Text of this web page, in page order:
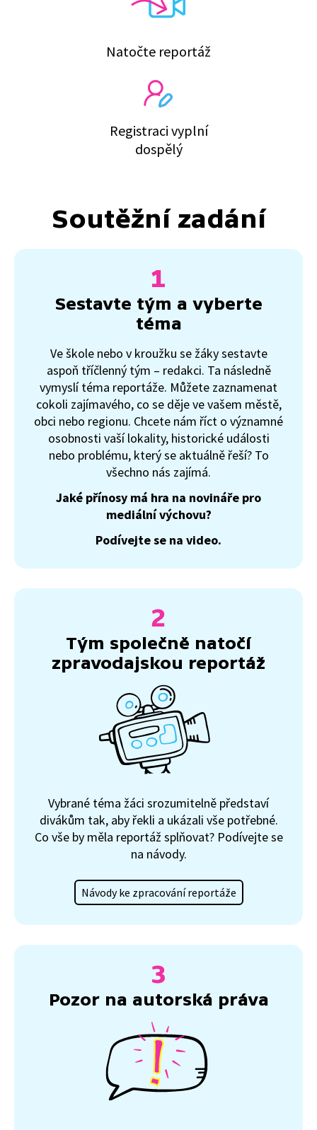
Natočte reportáž
Registraci vyplní
dospělý
Soutěžní zadání
Sestavte tým a vyberte
téma
Ve škole nebo v kroužku se žáky sestavte
aspoň tříčlenný tým – redakci. Ta následně
vymyslí téma reportáže. Můžete zaznamenat
cokoli zajímavého, co se děje ve vašem městě,
obci nebo regionu. Chcete nám říct o významné
osobnosti vaší lokality, historické události
nebo problému, který se aktuálně řeší? To
všechno nás zajímá.
Jaké přínosy má hra na novináře pro
mediální výchovu?
Podívejte se na video.
Tým společně natočí
zpravodajskou reportáž
Vybrané téma žáci srozumitelně představí
divákům tak, aby řekli a ukázali vše potřebné.
Co vše by měla reportáž splňovat? Podívejte se
na návody.
Návody ke zpracování reportáže
Pozor na autorská práva